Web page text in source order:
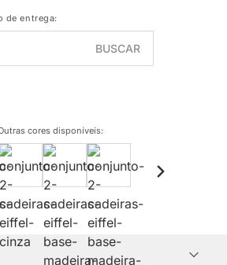
de entrega:
BUSCAR
cores disponíveis: